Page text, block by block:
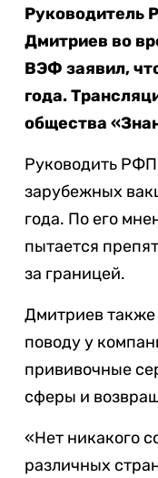
Руководитель
Дмитриев во
ВЭФ заявил,
года.
общества
Руководить
зарубежных
года. По его
пытается
за границей.
Дмитриев также
поводу у
прививочные
сферы и
«Нет никакого
различных